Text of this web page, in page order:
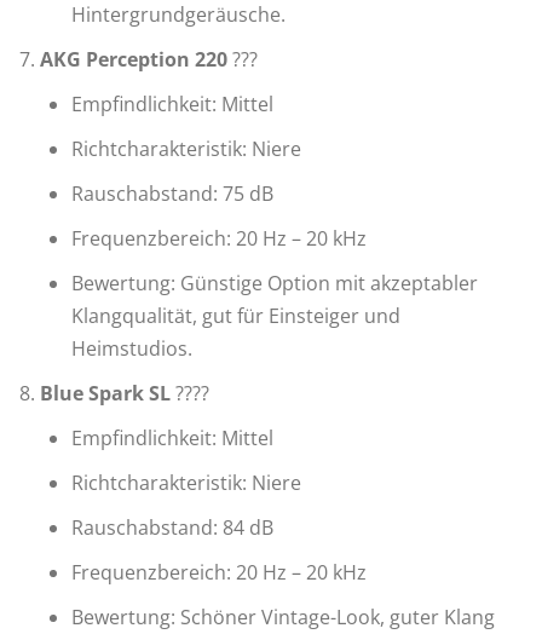
Hintergrundgeräusche.
AKG Perception 220???
Empfindlichkeit: Mittel
Richtcharakteristik: Niere
Rauschabstand: 75 dB
Frequenzbereich: 20 Hz – 20 kHz
Bewertung: Günstige Option mit akzeptabler
Klangqualität, gut für Einsteiger und
Heimstudios.
Blue Spark SL????
Empfindlichkeit: Mittel
Richtcharakteristik: Niere
Rauschabstand: 84 dB
Frequenzbereich: 20 Hz – 20 kHz
Bewertung: Schöner Vintage-Look, guter Klang